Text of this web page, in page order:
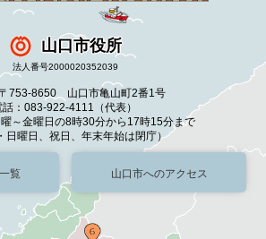
山口市役所
法人番号2000020352039
753-8650 山口市亀山町2番1号
話：083-922-4111（代表）
～金曜日の8時30分から17時15分まで
日曜日、祝日、年末年始は閉庁）
覧 山口市へのアクセス